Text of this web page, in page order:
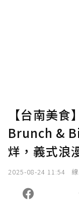
【台南美
Brunch &
烊，義式浪
2025-08-24 11:54